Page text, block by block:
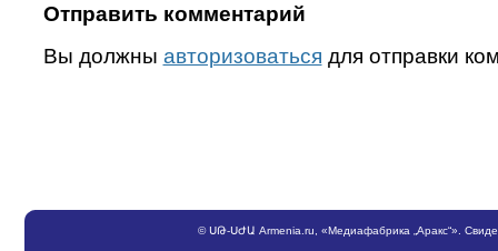
Отправить комментарий
Вы должны авторизоваться для отправки
©ՍԹ-ՍԺԱ Armenia.ru , «Медиафабрика „Аракс“».